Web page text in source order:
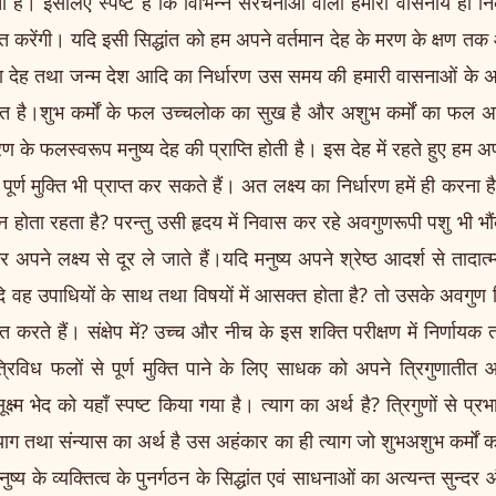
करेंगी। यदि इसी सिद्धांत को हम अपने वर्तमान देह के मरण के क्षण
देह तथा जन्म देश आदि का निर्धारण उस समय की हमारी वासनाओं के
है।शुभ कर्मों के फल उच्चलोक का सुख है और अशुभ कर्मों का फल
फलस्वरूप मनुष्य देह की प्राप्ति होती है। इस देह में रहते हुए हम
मुक्ति भी प्राप्त कर सकते हैं। अत लक्ष्य का निर्धारण हमें ही करना
होता रहता है? परन्तु उसी हृदय में निवास कर रहे अवगुणरूपी पशु
अपने लक्ष्य से दूर ले जाते हैं।यदि मनुष्य अपने श्रेष्ठ आदर्श से
उपाधियों के साथ तथा विषयों में आसक्त होता है? तो उसके अवगुण
हैं। संक्षेप में? उच्च और नीच के इस शक्ति परीक्षण में निर्णायक
फलों से पूर्ण मुक्ति पाने के लिए साधक को अपने त्रिगुणातीत
भेद को यहाँ स्पष्ट किया गया है। त्याग का अर्थ है? त्रिगुणों से
तथा संन्यास का अर्थ है उस अहंकार का ही त्याग जो शुभअशुभ कर्मों का
के व्यक्तित्व के पुनर्गठन के सिद्धांत एवं साधनाओं का अत्यन्त